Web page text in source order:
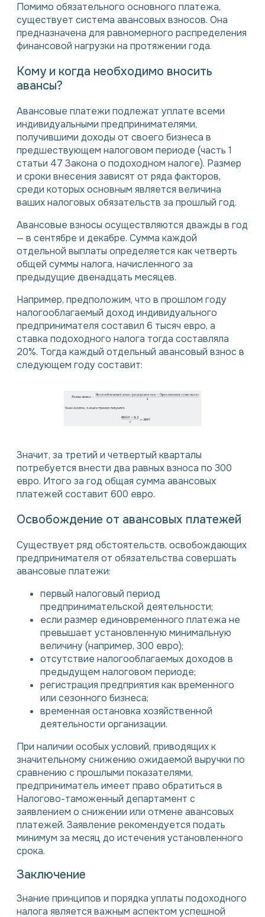
Помимо обязательного основного платежа,
существует система авансовых взносов. Она
предназначена для равномерного распределения
финансовой нагрузки на протяжении года.
Кому и когда необходимо вносить
авансы?
Авансовые платежи подлежат уплате всеми
индивидуальными предпринимателями,
получившими доходы от своего бизнеса в
предшествующем налоговом периоде (часть 1
статьи 47 Закона о подоходном налоге). Размер
и сроки внесения зависят от ряда факторов,
среди которых основным является величина
ваших налоговых обязательств за прошлый год.
Авансовые взносы осуществляются дважды в год
— в сентябре и декабре. Сумма каждой
отдельной выплаты определяется как четверть
общей суммы налога, начисленного за
предыдущие двенадцать месяцев.
Например, предположим, что в прошлом году
налогооблагаемый доход индивидуального
предпринимателя составил 6 тысяч евро, а
ставка подоходного налога тогда составляла
20%. Тогда каждый отдельный авансовый взнос в
следующем году составит:
Значит, за третий и четвертый кварталы
потребуется внести два равных взноса по 300
евро. Итого за год общая сумма авансовых
платежей составит 600 евро.
Освобождение от авансовых платежей
Существует ряд обстоятельств, освобождающих
предпринимателя от обязательства совершать
авансовые платежи:
первый налоговый период
предпринимательской деятельности;
если размер единовременного платежа не
превышает установленную минимальную
величину (например, 300 евро);
отсутствие налогооблагаемых доходов в
предыдущем налоговом периоде;
регистрация предприятия как временного
или сезонного бизнеса;
временная остановка хозяйственной
деятельности организации.
При наличии особых условий, приводящих к
значительному снижению ожидаемой выручки по
сравнению с прошлыми показателями,
предприниматель имеет право обратиться в
Налогово-таможенный департамент с
заявлением о снижении или отмене авансовых
платежей. Заявление рекомендуется подать
минимум за месяц до истечения установленного
срока.
Заключение
Знание принципов и порядка уплаты подоходного
налога является важным аспектом успешной